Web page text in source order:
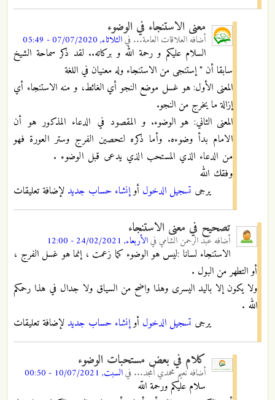
معنى الاستنجاء في الوضوء
أضافه العلاقات العامة... فيالثلاثاء, 07/07/2020 - 05:49
السلام عليكم و رحمة الله و بركاته.. لقد ذكر سماحة الشيخ
سابقا أن " إستنجى من الاستنجاء وله معنيان في اللغة
المعنى الأول: هو غسل موضع النجو أي الغائط، و منه الاستنجاء أي
إزالة ما يخرج من النجو.
المعنى الثاني: هو الوضوء. و المقصود في الدعاء المذكور هو أن
الامام بدأ وضوءه. وأما ذكره لتحصين الفرج وستر العورة فهو
من الدعاء الذي المستحب الذي يدعى قبل الوضوء .
وفقك الله
يرجى تسجيل الدخول أوإنشاء حساب جديد لإضافة تعليقات
تصحيح في معنى الاستنجاء
أضافه عبد الرحمن الشاميفيالأربعاء, 24/02/2021 - 12:00
الاستنجاء لسانا :ليس هو الوضوء كما زعمت ، إنما هو غسل الفرج ،
أو التطهر من البول .
ولا يكون إلا باليد اليسرى وهذا واضح من السياق ولا جدال في هذا رحمكم
الله .
يرجى تسجيل الدخول أوإنشاء حساب جديد لإضافة تعليقات
كلام في بعض مستحبات الوضوء
أضافهنعيم محمدي أمجد... فيالسبت, 10/07/2021 - 00:50
سلام عليكم ورحمة اللّه